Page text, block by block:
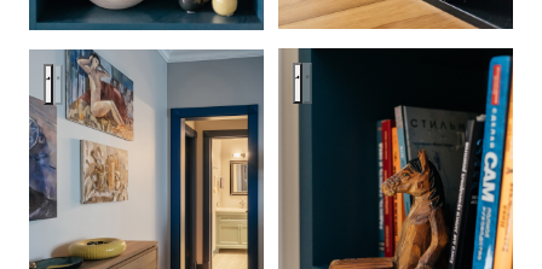
Цветная провокация
Цветная провокация